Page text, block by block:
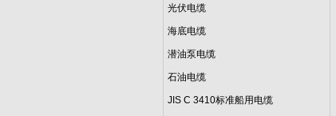
光伏电缆
海底电缆
潜油泵电缆
石油电缆
JIS C 3410标准船用电缆